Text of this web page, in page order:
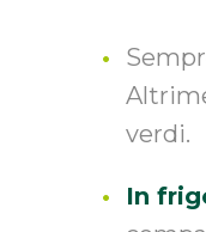
verdi.
In